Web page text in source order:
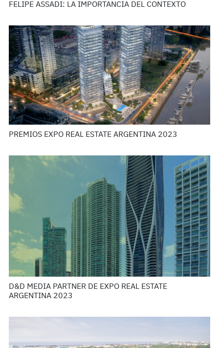
FELIPE ASSADI: LA IMPORTANCIA DEL CONTEXTO
PREMIOS EXPO REAL ESTATE ARGENTINA 2023
D&D MEDIA PARTNER DE EXPO REAL ESTATE
ARGENTINA 2023